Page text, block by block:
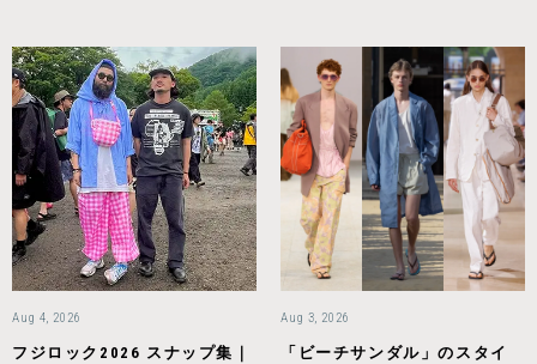
Aug 4, 2026
フジロック2026 スナップ集｜
Aug 3, 2026
「ビーチサンダル」のスタイ